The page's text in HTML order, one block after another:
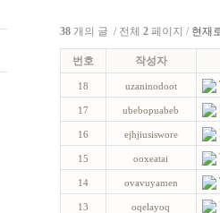
38 개의 글 / 전체 2 페이지 / 현재
번호 작성자
18 uzaninodoot
17 ubebopuabeb
16 ejhjiusiswore
15 ooxeatai
14 ovavuyamen
13 oqelayoq